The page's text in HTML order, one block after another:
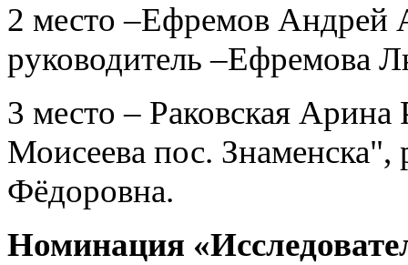
2 место –Ефремов
руководитель –Ефремова
3 место – Раковская
Моисеева пос.
Фёдоровна.
Номинация